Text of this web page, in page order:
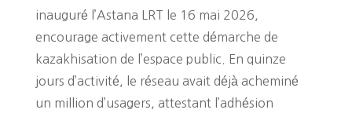
inauguré l’Astana LRT le 16 mai 2026,
encourage activement cette démarche de
kazakhisation de l’espace public. En quinze
jours d’activité, le réseau avait déjà acheminé
un million d’usagers, attestant l’adhésion